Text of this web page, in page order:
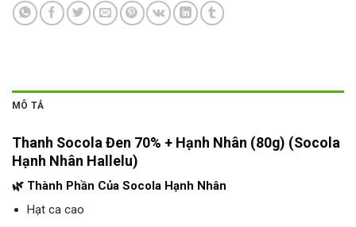
MÔ TẢ
Thanh Socola Đen 70% + Hạnh Nhân (80g) (Socola
Hạnh Nhân Hallelu)
🌿 Thành Phần Của Socola Hạnh Nhân
Hạt ca cao